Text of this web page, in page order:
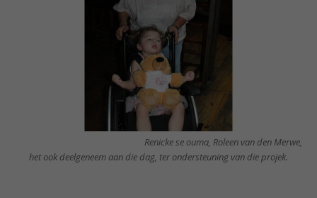
Renicke se ouma, Roleen van den Merwe,
het ook deelgeneem aan die dag, ter ondersteuning van die projek.